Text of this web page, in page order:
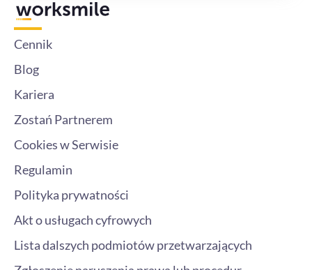
Cennik
Blog
Kariera
Zostań Partnerem
Cookies w Serwisie
Regulamin
Polityka prywatności
Akt o usługach cyfrowych
Lista dalszych podmiotów przetwarzających